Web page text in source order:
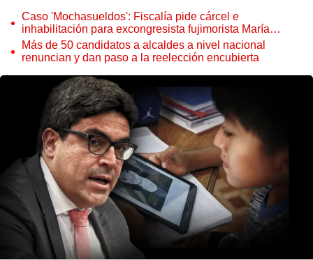
Caso 'Mochasueldos': Fiscalía pide cárcel e
inhabilitación para excongresista fujimorista María
Cordero Jon Tay
Más de 50 candidatos a alcaldes a nivel nacional
renuncian y dan paso a la reelección encubierta